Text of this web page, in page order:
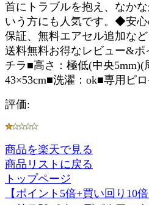
首にトラブルを抱え、なか
いう方にも人気です。◆安
保証、無料エアセル追加な
送料無料お得なレビュー&
チラ■高さ：極低(中央5mm)(
43×53cm■洗濯：ok■専用ピ
評価:
商品を楽天で見る
商品リストに戻る
トップページ
【ポイント5倍+買い回り10